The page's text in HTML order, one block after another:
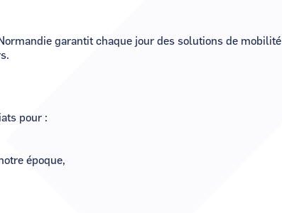
garantit chaque jour des solutions de mobilité
pour :
époque,